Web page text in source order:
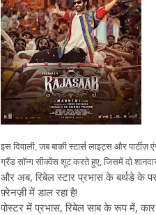
इस दिवाली, जब बाकी स्टार्स लाइट्स और
ग्रैंड सॉन्ग सीक्वेंस शूट करते हुए, जिसमें दो
और अब, रिबेल स्टार प्रभास के बर्थडे के
फ़्रेनज़ी में डाल रहा है!
पोस्टर में प्रभास, रिबेल साब के रूप में,